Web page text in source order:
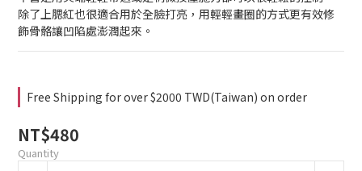
除了上腮紅也很適合用於全臉打亮，用輕輕畫圈的方式更有效修
飾骨骼讓凹陷處澎潤起來。
Free Shipping for over $2000 TWD(Taiwan) on order
NT$480
Quantity